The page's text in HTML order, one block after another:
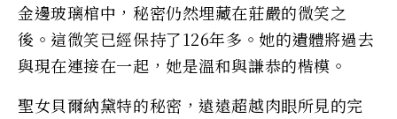
金邊玻璃棺中，秘密仍然埋藏在莊嚴的微笑之
後。這微笑已經保持了126年多。她的遺體將過去
與現在連接在一起，她是溫和與謙恭的楷模。
聖女貝爾納黛特的秘密，遠遠超越肉眼所見的完